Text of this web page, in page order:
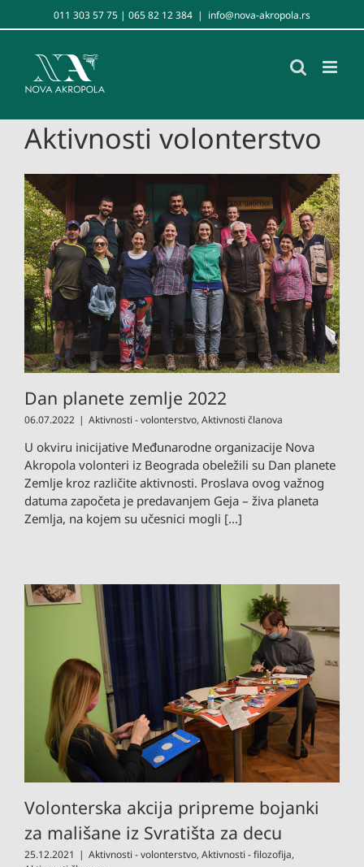
to
011 303 57 75 | 065 82 12 384 | info@nova-akropola.rs
Aktivnosti volonterstvo
Dan planete zemlje 2022
06.07.2022 | Aktivnosti - volonterstvo, Aktivnosti članova
U okviru inicijative Međunarodne organizacije Nova
Akropola volonteri iz Beograda obeležili su Dan planete
Zemlje kroz različite aktivnosti. Proslava ovog važnog
datuma započeta je predavanjem Geja – živa planeta
Zemlja, na kojem su učesnici mogli [...]
Volonterska akcija pripreme bojanki
za mališane iz Svratišta za decu
25.12.2021 | Aktivnosti - volonterstvo, Aktivnosti - filozofija,